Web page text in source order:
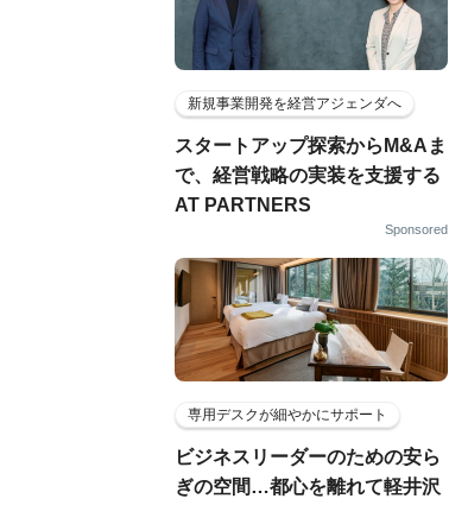
新規事業開発を経営アジェンダへ
スタートアップ探索からM&Aま
で、経営戦略の実装を支援する
AT PARTNERS
Sponsored
専用デスクが細やかにサポート
ビジネスリーダーのための安ら
ぎの空間…都心を離れて軽井沢